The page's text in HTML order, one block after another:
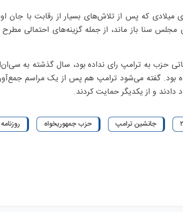
میلادی که پس از تلاش‌های بسیار از رقابت با جان
سنا باز ماند، از جمله گزینه‌های احتمالی
حزب به ترامپ رای نداده بود، سال گذشته به
بود. گفته می‌شود ترامپ هم پس از یک مراسم
دادند و از یکدیگر حمایت کردند.
جانشین ترامپ حزب جمهوریخواه